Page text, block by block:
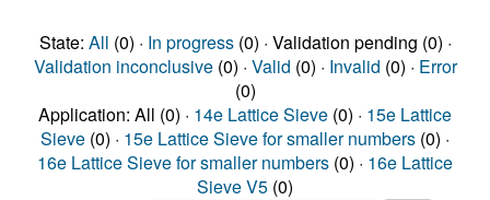
State: All (0) · In progress(0) · Validation pending (0) ·
Validation inconclusive(0) · Valid (0) · Invalid (0) · Error
(0)
Application: All (0) · 14e Lattice Sieve (0) · 15e Lattice
Sieve (0) · 15e Lattice Sieve for smaller numbers (0) ·
16e Lattice Sieve for smaller numbers (0) · 16e Lattice
Sieve V5 (0)